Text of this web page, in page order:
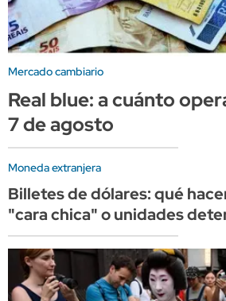
Mercado cambiario
Real blue: a cuánto
7 de agosto
Moneda extranjera
Billetes de dólares: qué
"cara chica" o unidades